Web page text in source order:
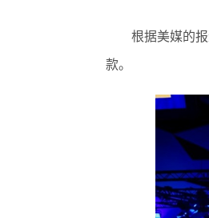
根据美媒的报
款。